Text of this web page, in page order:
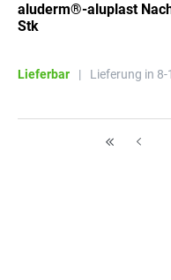
aluderm®-aluplast
Stk
Lieferbar | Lieferung in
H A